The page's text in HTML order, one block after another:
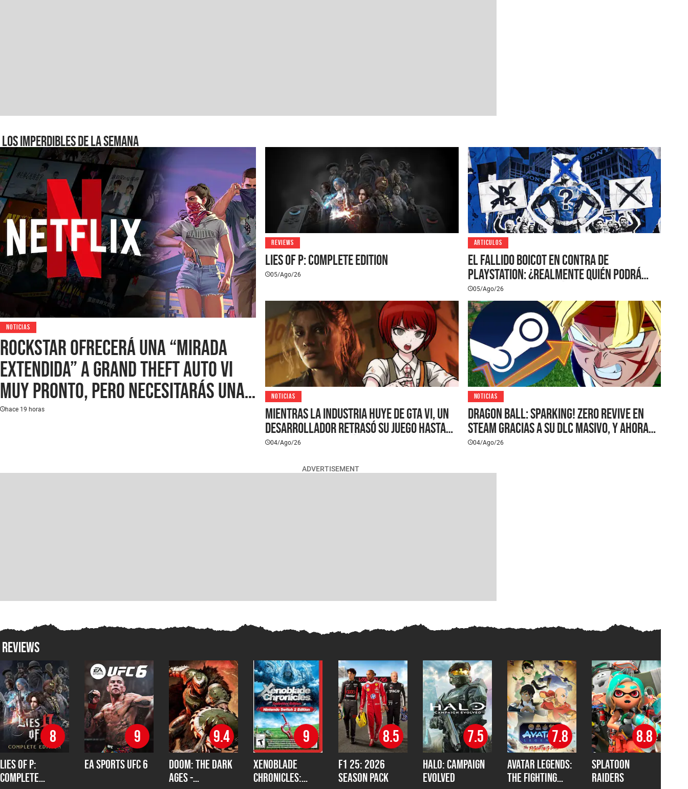
Los imperdibles de la semana
NOTICIAS
Rockstar ofrecerá una “mirada
extendida” a Grand Theft Auto VI
muy pronto, pero necesitarás una
cuenta de Netflix para ser de los
hace 19 horas
REVIEWS
Lies of P: Complete Edition
05/Ago/26
ARTICULOS
El fallido boicot en contra de
PlayStation: ¿realmente quién podrá
salvar el formato físico?
05/Ago/26
NOTICIAS
Mientras la industria huye de GTA VI, un
desarrollador retrasó su juego hasta
2027 para tener más tiempo para jugar
04/Ago/26
NOTICIAS
Dragon Ball: Sparking! ZERO revive en
Steam gracias a su DLC masivo, y ahora
puedes comprar el juego completo y la
04/Ago/26
ADVERTISEMENT
REVIEWS
Lies of P:
Complete
8
EA Sports UFC 6
9
DOOM: The Dark
Ages -
9.4
Xenoblade
Chronicles:
9
F1 25: 2026
Season Pack
8.5
Halo: Campaign
Evolved
7.5
Avatar Legends:
The Fighting
7.8
Splatoon
Raiders
8.8